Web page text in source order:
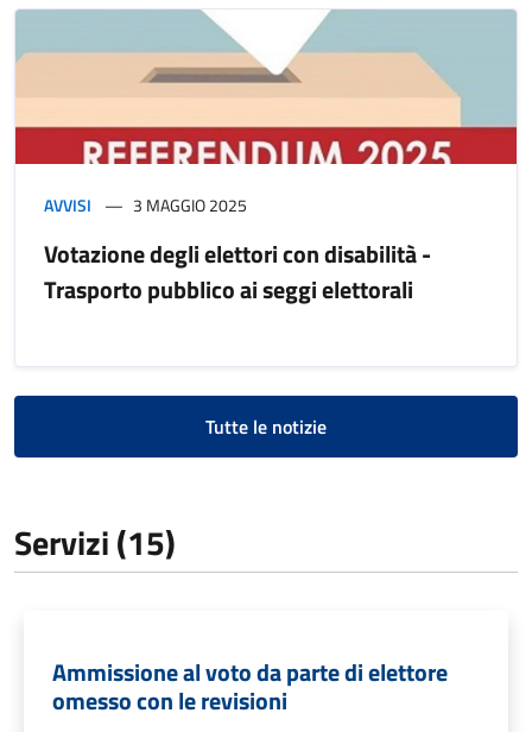
AVVISI 3 MAGGIO 2025
Votazione degli elettori con disabilità -
Trasporto pubblico ai seggi elettorali
Tutte le notizie
Servizi (15)
Ammissione al voto da parte di elettore
omesso con le revisioni